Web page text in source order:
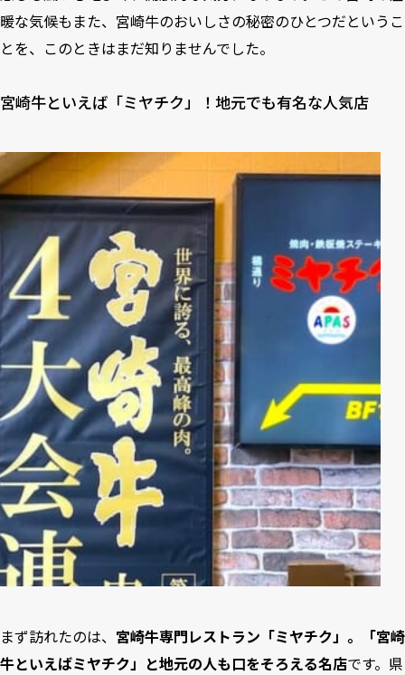
暖な気候もまた、宮崎牛のおいしさの秘密のひとつだというこ
とを、このときはまだ知りませんでした。
宮崎牛といえば「ミヤチク」！地元でも有名な人気店
まず訪れたのは、 宮崎牛専門レストラン「ミヤチク」。「宮崎
牛といえばミヤチク」と地元の人も口をそろえる名店です。県